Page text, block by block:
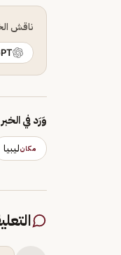
ناقش
وَرَد في الخبر
مكانليبيا